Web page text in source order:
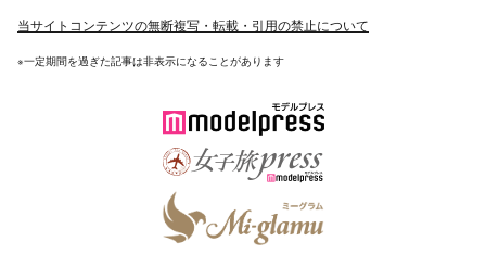
当サイトコンテンツの無断複写・転載・引用の禁止について
※一定期間を過ぎた記事は非表示になることがあります